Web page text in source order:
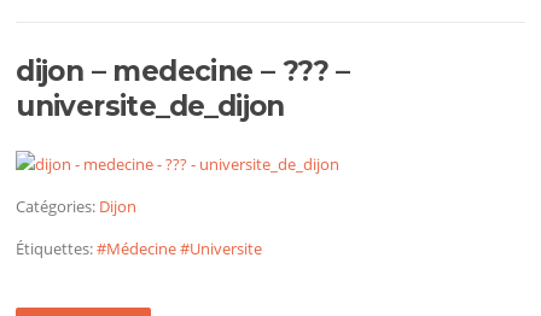
dijon – medecine – ??? –
universite_de_dijon
Catégories: Dijon
Étiquettes:#Médecine#Universite